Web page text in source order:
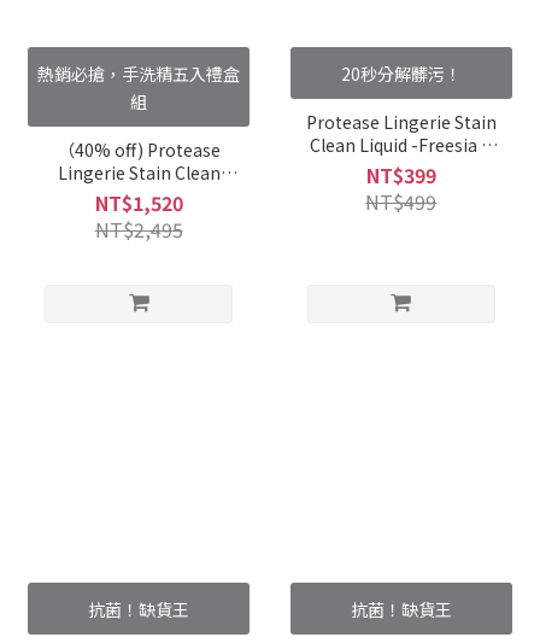
熱銷必搶，手洗精五入禮盒
組
（40% off) Protease
Lingerie Stain Clean
Liquid*5-Christmas
Special Set
NT$1,520
NT$2,495
20秒分解髒污！
Protease Lingerie Stain
Clean Liquid -Freesia &
English Pear
NT$399
NT$499
抗菌！缺貨王
抗菌！缺貨王